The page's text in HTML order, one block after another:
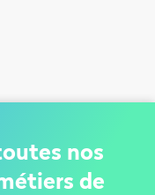
nos
de